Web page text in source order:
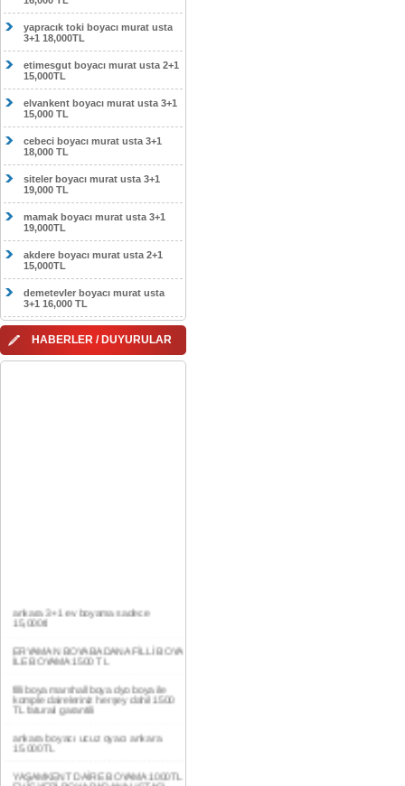
yapracık toki boyacı murat usta
3+1 18,000TL
etimesgut boyacı murat usta 2+1
15,000TL
elvankent boyacı murat usta 3+1
15,000 TL
cebeci boyacı murat usta 3+1
18,000 TL
siteler boyacı murat usta 3+1
19,000 TL
mamak boyacı murat usta 3+1
19,000TL
akdere boyacı murat usta 2+1
15,000TL
demetevler boyacı murat usta
3+1 16,000 TL
HABERLER / DUYURULAR
ERYAMAN BOYA BADANA FİLLİ BOYA
İLE BOYAMA 1500 TL
filli boya marshall boya dyo boya ile
komple daireleriniz herşey dahil 1500
ankara boyacı ucuz oyacı ankara
15.000TL
YAŞAMKENT DAİRE BOYAMA 1000TL
EV,İŞYERİ BOYA BADANA USTASI